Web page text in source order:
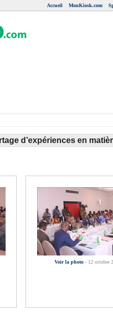
Accueil MonKiosk.com
d’expériences en
Voir la photo - 12 octobre